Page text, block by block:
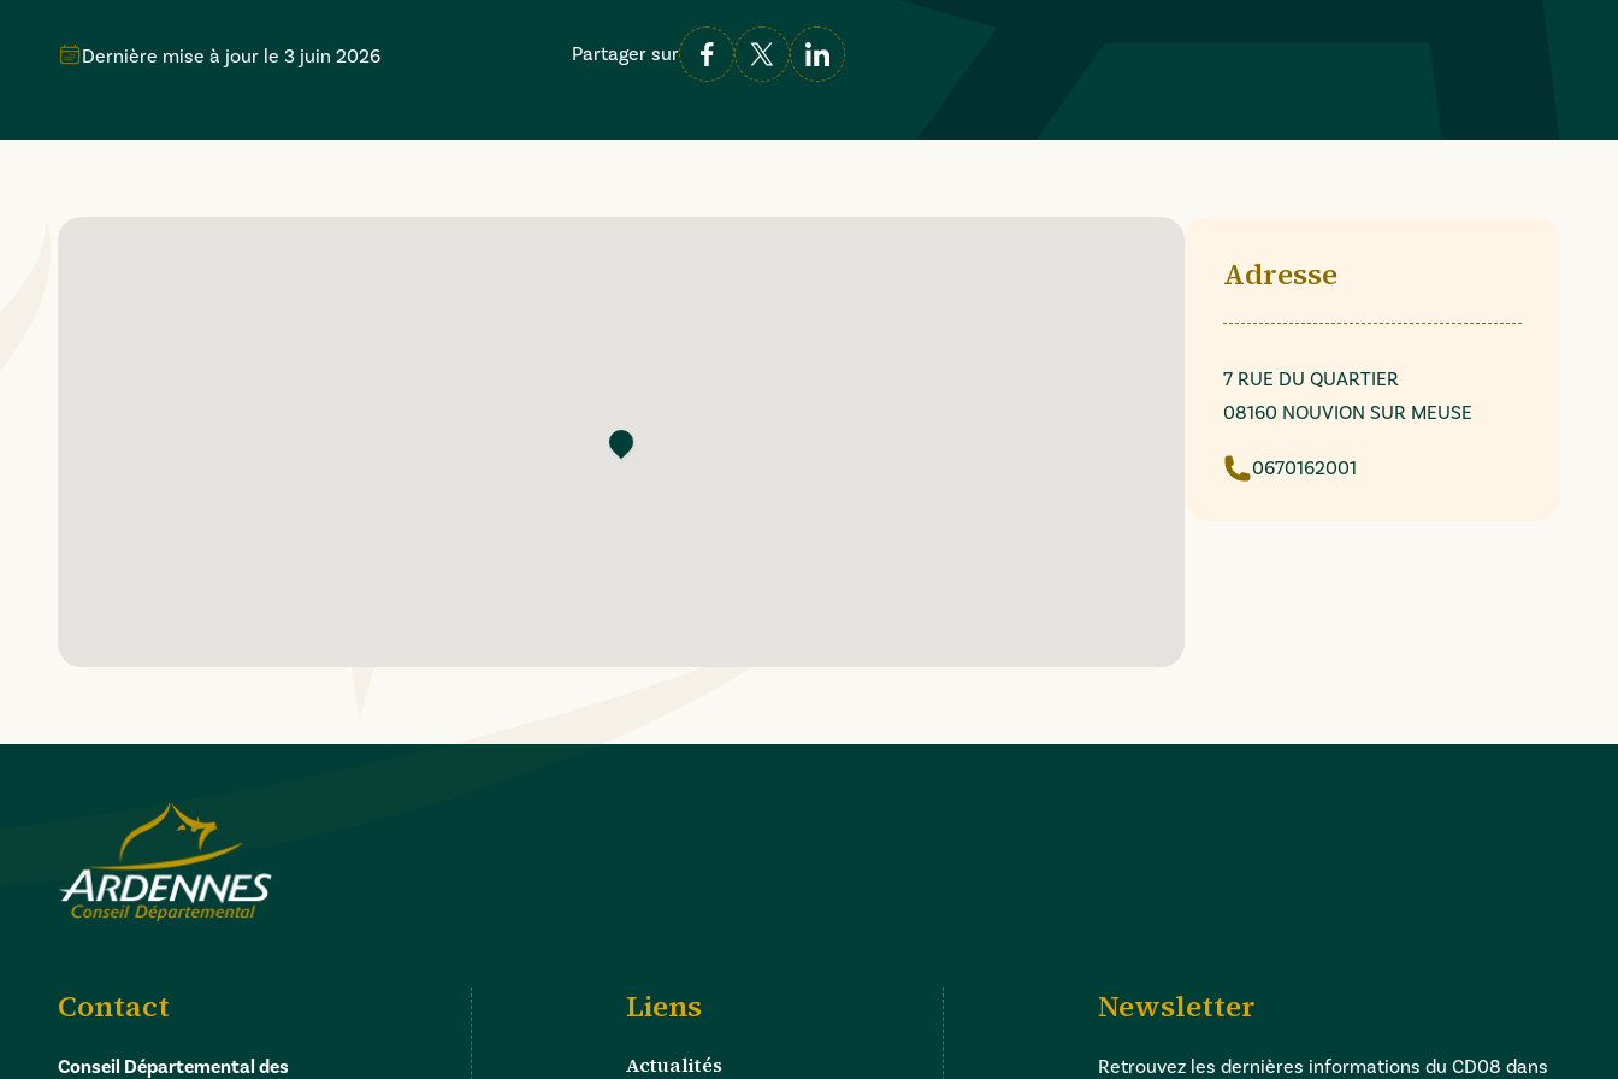
Dernière mise à jour le 3 juin 2026 Partager sur
Adresse
7 RUE DU QUARTIER
08160 NOUVION SUR MEUSE
0670162001
Contact
Conseil Départemental des
Liens
Actualités
Newsletter
Retrouvez les dernières informations du CD08 dans